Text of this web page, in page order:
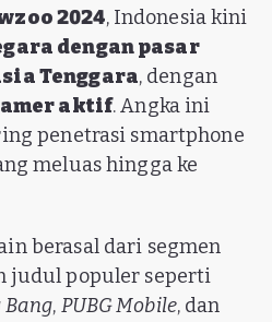
2024, Indonesia kini
dengan pasar
Tenggara, dengan
aktif. Angka ini
penetrasi smartphone
meluas hingga ke
berasal dari segmen
judul populer seperti
Bang, PUBG Mobile, dan